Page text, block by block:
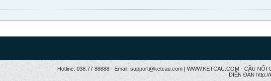
Hotline: 038.77 88888 - Email: support@ketcau.com | WWW.KETCAU.COM - CẦU
DIỄN ĐÀN http://